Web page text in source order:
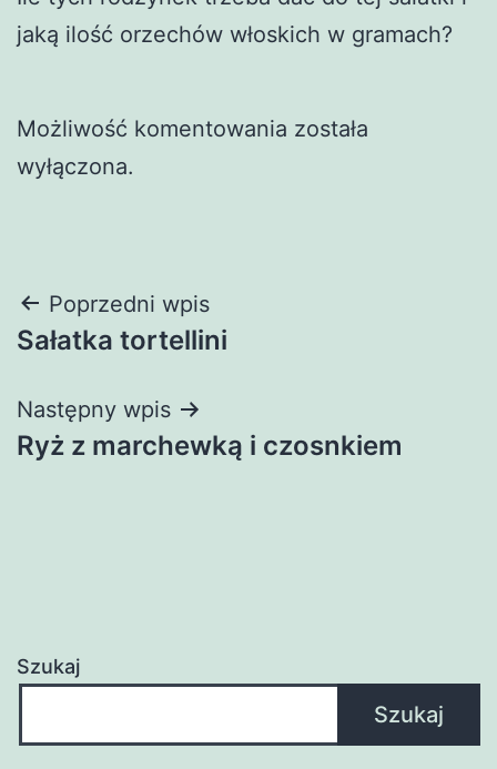
jaką ilość orzechów włoskich w gramach?
Możliwość komentowania została
wyłączona.
Nawigacja
wpisu
Poprzedni wpis
Sałatka tortellini
Następny wpis
Ryż z marchewką i czosnkiem
Szukaj
Szukaj